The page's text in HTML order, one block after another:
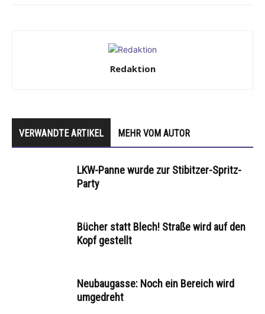
Redaktion
VERWANDTE ARTIKEL MEHR VOM AUTOR
LKW-Panne wurde zur Stibitzer-Spritz-
Party
Bücher statt Blech! Straße wird auf den
Kopf gestellt
Neubaugasse: Noch ein Bereich wird
umgedreht